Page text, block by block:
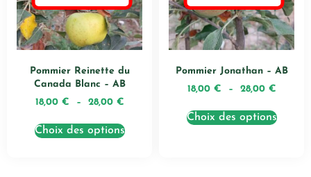
Pommier Reinette du
Canada Blanc – AB
18,00 € – 28,00 €
Choix des options
Pommier Jonathan – AB
18,00 € – 28,00 €
Choix des options